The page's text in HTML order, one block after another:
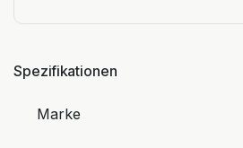
Spezifikationen
Marke